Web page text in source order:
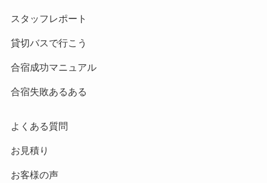
スタッフレポート
貸切バスで行こう
合宿成功マニュアル
合宿失敗あるある
よくある質問
お見積り
お客様の声